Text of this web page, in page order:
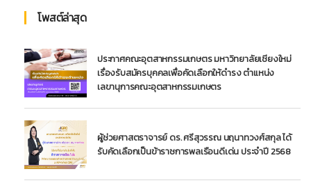
โพสต์ล่าสุด
ประกาศคณะอุตสาหกรรมเกษตร มหาวิทยาลัยเชียงใหม่
เรื่องรับสมัครบุคคลเพื่อคัดเลือกให้ดำรง ตำแหน่ง
เลขานุการคณะอุตสาหกรรมเกษตร
ผู้ช่วยศาสตราจารย์ ดร. ศรีสุวรรณ นฤนาทวงศ์สกุล ได้
รับคัดเลือกเป็นข้าราชการพลเรือนดีเด่น ประจำปี 2568